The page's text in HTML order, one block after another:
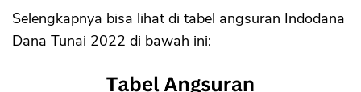
Selengkapnya bisa lihat di tabel angsuran Indodana
Dana Tunai 2022 di bawah ini: